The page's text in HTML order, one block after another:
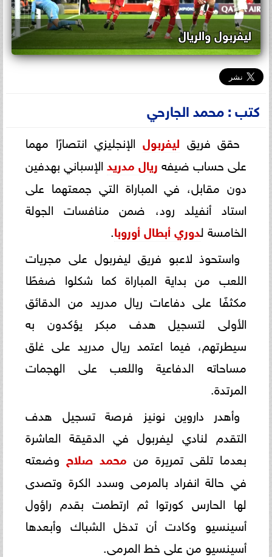
ليفربول والريال
كتب : محمد الجارحي
حقق فريق ليفربول الإنجليزي انتصارًا مهما
على حساب ضيفه ريال مدريدالإسباني بهدفين
دون مقابل، في المباراة التي جمعتهما على
استاد أنفيلد رود، ضمن منافسات الجولة
الخامسة لدوري أبطال أوروبا.
واستحوذ لاعبو فريق ليفربول على مجريات
اللعب من بداية المباراة كما شكلوا ضغطًا
مكثفًا على دفاعات ريال مدريد من الدقائق
الأولى لتسجيل هدف مبكر يؤكدون به
سيطرتهم، فيما اعتمد ريال مدريد على غلق
مساحاته الدفاعية واللعب على الهجمات
المرتدة.
وأهدر داروين نونيز فرصة تسجيل هدف
التقدم لنادي ليفربول في الدقيقة العاشرة
بعدما تلقى تمريرة من محمد صلاح وضعته
في حالة انفراد بالمرمى وسدد الكرة وتصدى
لها الحارس كورتوا ثم ارتطمت بقدم راؤول
أسينسيو وكادت أن تدخل الشباك وأبعدها
أسينسيو من على خط المرمى.